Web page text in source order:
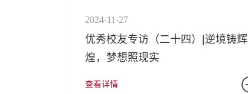
2024-11-27
优秀校友专访（二十四）|逆境铸辉
煌，梦想照现实
查看详情